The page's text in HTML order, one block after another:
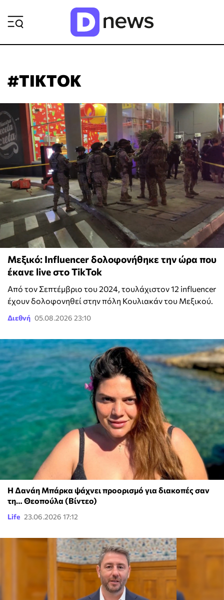
#TIKTOK
Μεξικό: Influencer δολοφονήθηκε την ώρα που
έκανε live στο TikTok
Από τον Σεπτέμβριο του 2024, τουλάχιστον 12 influencer
έχουν δολοφονηθεί στην πόλη Κουλιακάν του Μεξικού.
Διεθνή 05.08.2026 23:10
Η Δανάη Μπάρκα ψάχνει προορισμό για διακοπές σαν
τη… Θεοπούλα (Βίντεο)
Life 23.06.2026 17:12